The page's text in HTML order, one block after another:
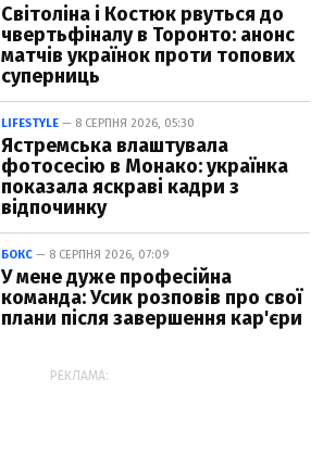
Світоліна і Костюк рвуться до
чвертьфіналу в Торонто: анонс
матчів українок проти топових
суперниць
LIFESTYLE — 8 СЕРПНЯ 2026, 05:30
Ястремська влаштувала
фотосесію в Монако: українка
показала яскраві кадри з
відпочинку
БОКС — 8 СЕРПНЯ 2026, 07:09
У мене дуже професійна
команда: Усик розповів про свої
плани після завершення кар'єри
РЕКЛАМА: